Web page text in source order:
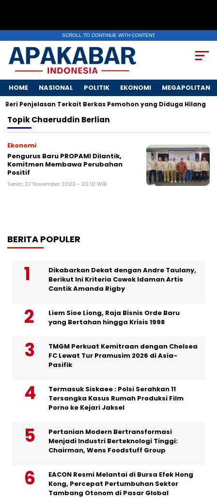
SCROLL TO CONTINUE WITH CONTENT
HOME NASIONAL POLITIK EKONOMI MEGAPOLITAN
Penjelasan Terkait Berkas Pemohon yang Diduga Hilang
TopikChaeruddin Berlian
Ekonomi
Pengurus Baru PROPAMI Dilantik,
Komitmen Membawa Perubahan
Positif
Senin, 27 November 2023 - 20:10 WIB
BERITA POPULER
Dikabarkan Dekat dengan Andre Taulany,
Berikut Ini Kriteria Cowok Idaman Artis
Cantik Amanda Rigby
Liem Sioe Liong, Raja Bisnis Orde Baru
yang Bertahan hingga Krisis 1998
TMGM Perkuat Kemitraan dengan Chelsea
FC Lewat Tur Pramusim 2026 di Asia-
Pasifik
Termasuk Siskaee : Polsi Serahkan 11
Tersangka Kasus Rumah Produksi Film
Porno ke Kejari Jaksel
Pertanian Modern Bertransformasi
Menjadi Industri Berteknologi Tinggi:
Chairman, Wens Foodstuff Group
EACON Resmi Melantai di Bursa Efek Hong
Kong, Percepat Pertumbuhan Sektor
Tambang Otonom di Pasar Global